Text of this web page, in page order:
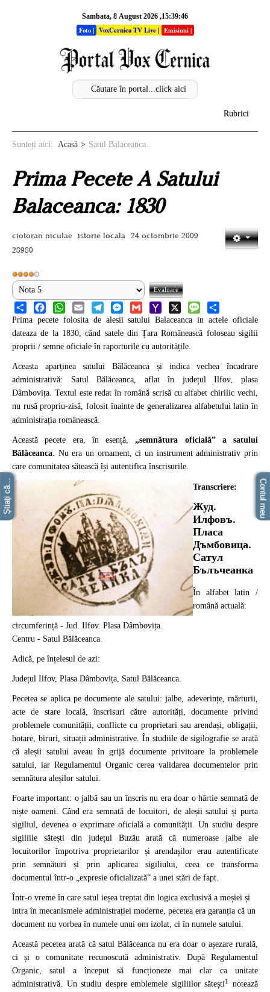
Sambata, 8 August 2026 ,15:39:46
Foto| VoxCernica TV Live | Emisiuni |
Rubrici
Acasa
Info
National
TV-Foto-Video
Evenimente
Anunturi
Forum
Sunteți aici: Acasă Satul Balaceanca..
Prima Pecete A Satului
Balaceanca: 1830
ciotoran niculae istorie locala 24 octombrie 2009
28980
Share FacebookWhatsApp
EmailTelegramMessenger
Gmail Yahoo
Mail
X Message
Share
Prima pecete folosita de alesii satului Balaceanca in actele oficiale
dateaza de la 1830, când satele din Țara Românească foloseau sigilii
proprii / semne oficiale în raporturile cu autoritățile.
Aceasta aparținea satului Bălăceanca și indica vechea încadrare
administrativă: Satul Bălăceanca, aflat în județul Ilfov, plasa
Dâmbovița. Textul este redat în română scrisă cu alfabet chirilic vechi,
nu rusă propriu-zisă, folosit înainte de generalizarea alfabetului latin în
administrația românească.
Această pecete era, în esență,„semnătura oficială” a satului
Bălăceanca. Nu era un ornament, ci un instrument administrativ prin
care comunitatea sătească își autentifica înscrisurile.
Transcriere:
Жуд.
Илфовъ.
Пласа
Дъмбовица.
Сатул
Бълъчеанка
În alfabet latin /
română actuală:
circumferință - Jud. Ilfov. Plasa Dâmbovița.
Centru - Satul Bălăceanca.
Adică, pe înțelesul de azi:
Județul Ilfov, Plasa Dâmbovița, Satul Bălăceanca.
Pecetea se aplica pe documente ale satului: jalbe, adeverințe, mărturii,
acte de stare locală, înscrisuri către autorități, documente privind
problemele comunității, conflicte cu proprietari sau arendași, obligații,
hotare, biruri, situații administrative. În studiile de sigilografie se arată
că aleșii satului aveau în grijă documente privitoare la problemele
satului, iar Regulamentul Organic cerea validarea documentelor prin
semnătura aleșilor satului.
Foarte important: o jalbă sau un înscris nu era doar o hârtie semnată de
niște oameni. Când era semnată de locuitori, de aleșii satului și purta
sigiliul, devenea o exprimare oficială a comunității. Un studiu despre
sigiliile sătești din județul Buzău arată că numeroase jalbe ale
locuitorilor împotriva proprietarilor și arendașilor erau autentificate
prin semnături și prin aplicarea sigiliului, ceea ce transforma
documentul într-o „expresie oficializată” a unei stări de fapt.
Într-o vreme în care satul ieșea treptat din logica exclusivă a moșiei și
intra în mecanismele administrației moderne, pecetea era garanția că un
document nu vorbea în numele unui om izolat, ci în numele satului.
Această pecetea arată că satul Bălăceanca nu era doar o așezare rurală,
ci și o comunitate recunoscută administrativ. După Regulamentul
Organic, satul a început să funcționeze mai clar ca unitate
administrativă. Un studiu despre emblemele sigiliilor sătești1
notează
Știați că... Contul meu